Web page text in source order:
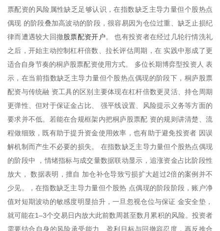
票配资的风险属性缺乏足够认识，在指数缺乏主导力量但个股热点
偶现 的阶段叠加高波动的阶段，很容易因为仓位过重、缺乏止损纪
律而遭遇较大回撤股票配资开户。 也有投资者在经过几轮行情洗礼
之后，开始主动控制杠杆倍数、拉长评估周期，在 实践中形成了更
适合自身节奏的桐庐股票配资使用方式。 多位长期博弈型投资人 表
示，在当前指数缺乏主导力量但个股热点偶现的阶段下，桐庐股票
配资与传统融 资工具的区别主要体现在杠杆倍数更灵活、持仓周期
更弹性、但对于保证金占比、 强平线设置、风险提示义务等方面的
要求并不低。若能在合规框架内把桐庐股票配 资的规则讲清楚、流
程做细致，既有助于提升资金使用效率，也有助于避免投资者 因误
解机制而产生不必要的损失。 在指数缺乏主导力量但个股热点偶现
的阶段中 ，情绪指标与成交量数据联动显示，追涨资金占比阶段性
放大， 数据表明，擅自 加仓补仓导致亏损扩大超过2倍的案例并不
少见。，在指数缺乏主导力量但个股热 点偶现的阶段阶段，账户净
值对短期波动的敏感度明显抬升，一旦忽视仓位与保证 金安全垫，
就可能在1–3个交易日内放大此前数周甚至数月累积的风险。投资者
需要结合自身的风险承受能力、盈利目标与回撤容忍度，再反推合